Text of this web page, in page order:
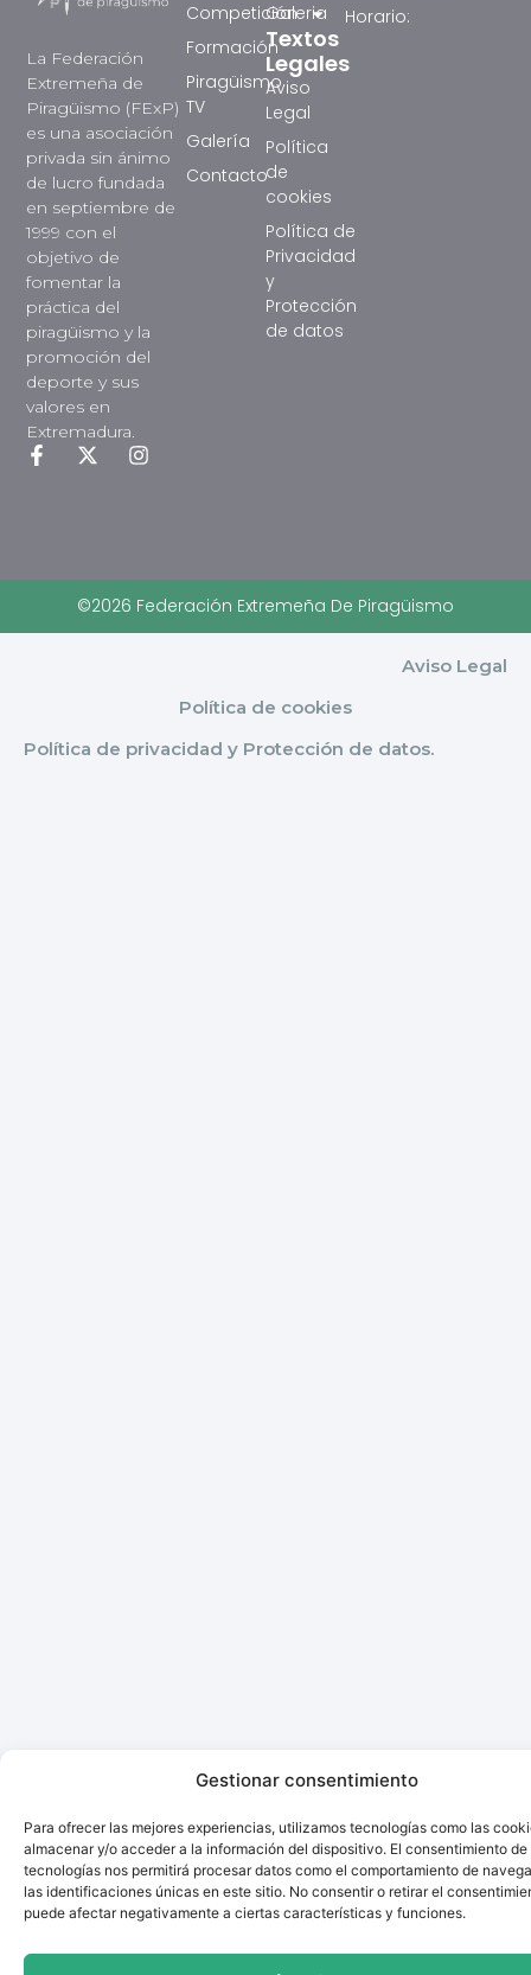
Gestionar consentimiento
Para ofrecer las mejores experiencias, utilizamos tecnologías como las
almacenar y/o acceder a la información del dispositivo. El consentimiento de
tecnologías nos permitirá procesar datos como el comportamiento de
las identificaciones únicas en este sitio. No consentir o retirar el
puede afectar negativamente a ciertas características y funciones.
La Federación
Extremeña de
Piragüismo (FExP)
es una asociación
privada sin ánimo
de lucro fundada
en septiembre de
1999 con el
objetivo de
fomentar la
práctica del
piragüismo y la
promoción del
deporte y sus
valores en
Extremadura.
Galeria
Textos
Legales
Aviso
Legal
Política
de
cookies
Política de
Privacidad
y
Protección
de datos
Competición
Formación
Piragüismo
TV
Galería
Contacto
Horario:
©2026 Federación Extremeña De Piragüismo
Aviso Legal
Política de cookies
Política de privacidad y Protección de datos.